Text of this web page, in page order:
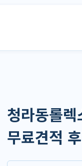
청라동롤
무료견적